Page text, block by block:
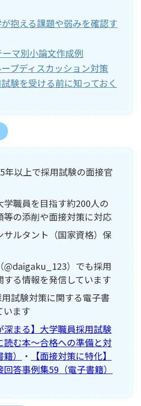
抱える課題や弱みを確認す
ーマ別小論文作成例
プディスカッション対策
験を受ける前に知っておく
年以上で採用試験の面接官
学職員を目指す約200人の
等の添削や面接対策に対応
サルタント（国家資格）保
@daigaku_123）でも採用
する情報を発信しています
試験対策に関する電子書
います
深まる】大学職員採用試験
読む本～合格への準備と対
）
・
【面接対策に特化】
答事例集59（電子書籍）